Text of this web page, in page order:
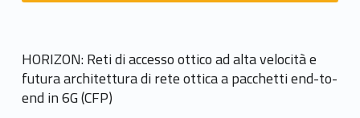
HORIZON: Reti di accesso ottico ad alta velocità e
futura architettura di rete ottica a pacchetti end-to-
end in 6G (CFP)